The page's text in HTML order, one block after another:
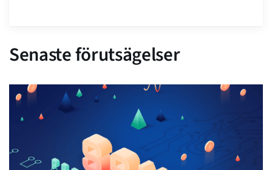
Senaste förutsägelser